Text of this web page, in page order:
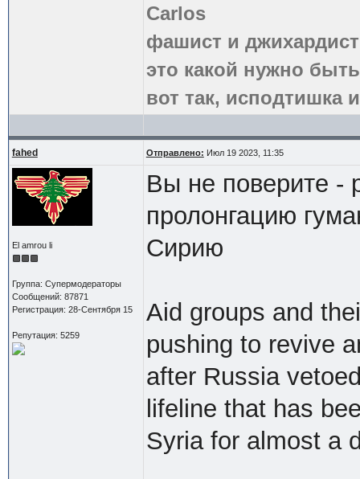
Carlos
фашист и
это какой нужно
вот так, исподтишка
fahed Отправлено: Июл 19 2023, 11:35
El amrou li
Группа: Супермодераторы
Сообщений: 87871
Регистрация: 28-Сентября 15
Репутация: 5259
Вы не поверите -
пролонгацию
Сирию
Aid groups and
pushing to revive
after Russia
lifeline that has
Syria for almost a